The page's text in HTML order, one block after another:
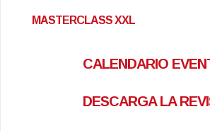
MASTERCLASS XXL
CALENDARIO
DESCARGA LA